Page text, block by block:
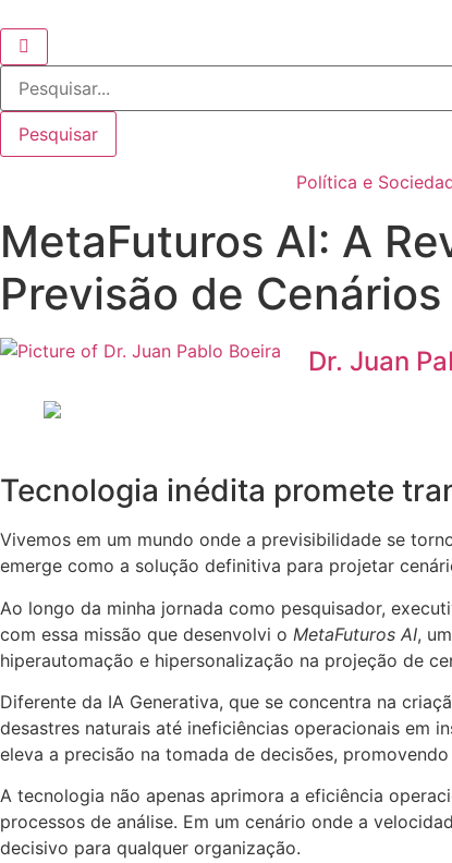
para
o
conteúdo
Search
for:
PesquisarSearch
Política e
MetaFuturos AI: A
Previsão de Cenários
Dr. Juan
Tecnologia inédita promete
Vivemos em um mundo onde a previsibilidade se
emerge como a solução definitiva para projetar
Ao longo da minha jornada como pesquisador,
com essa missão que desenvolvi o MetaFuturos AI,
hiperautomação e hipersonalização na projeção de
Diferente da IA Generativa, que se concentra na
desastres naturais até ineficiências operacionais em
eleva a precisão na tomada de decisões,
A tecnologia não apenas aprimora a eficiência
processos de análise. Em um cenário onde a
decisivo para qualquer organização.